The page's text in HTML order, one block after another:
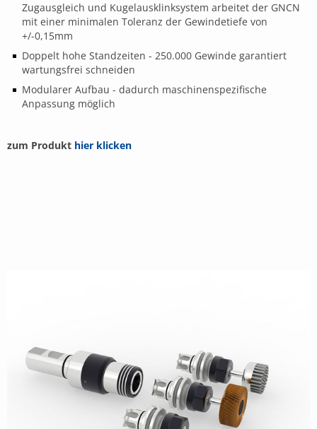
Zugausgleich und Kugelausklinksystem arbeitet der GNCN
mit einer minimalen Toleranz der Gewindetiefe von
+/-0,15mm
Doppelt hohe Standzeiten - 250.000 Gewinde garantiert
wartungsfrei schneiden
Modularer Aufbau - dadurch maschinenspezifische
Anpassung möglich
zum Produkt hier klicken